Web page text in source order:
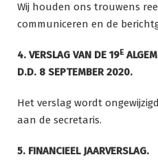
Wij houden ons trouwens
communiceren en de
4. VERSLAG VAN DE 19E
D.D. 8 SEPTEMBER2020.
Het verslag wordt
aan de secretaris.
5. FINANCIEEL JAARVERSLAG.